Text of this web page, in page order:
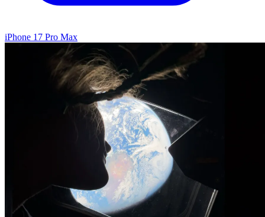
iPhone 17 Pro Max